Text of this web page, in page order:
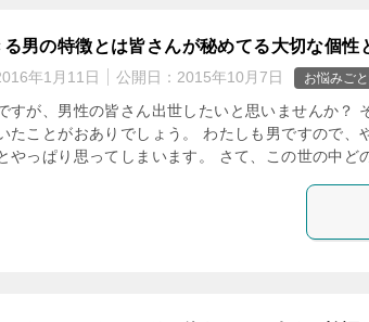
る男の特徴とは皆さんが秘めてる大切な個性
年1月11日 公開日： 2015年10月7日 お悩みご
すが、男性の皆さん出世したいと思いませんか？
たことがおありでしょう。 わたしも男ですので、
やっぱり思ってしまいます。 さて、この世の中